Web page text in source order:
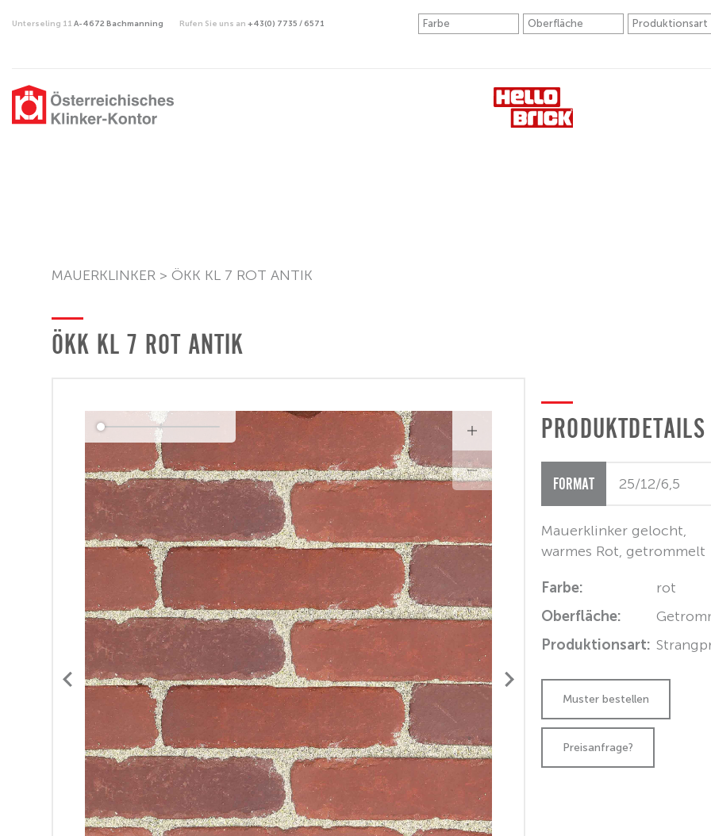
Unterseling 11 A-4672 Bachmanning Rufen Sie uns an +43(0) 7735 / 6571
MAUERKLINKER > ÖKK KL 7 ROT ANTIK
ÖKK KL 7 ROT ANTIK
PRODUKTDETAILS
FORMAT
Mauerklinker gelocht,
warmes Rot, getrommelt
Farbe:
rot
Oberfläche:
Produktionsart:
Preisanfrage?